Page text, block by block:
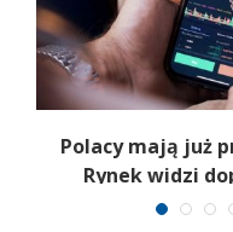
Polacy mają już
Rynek widzi